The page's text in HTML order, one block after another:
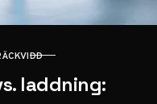
laddning: